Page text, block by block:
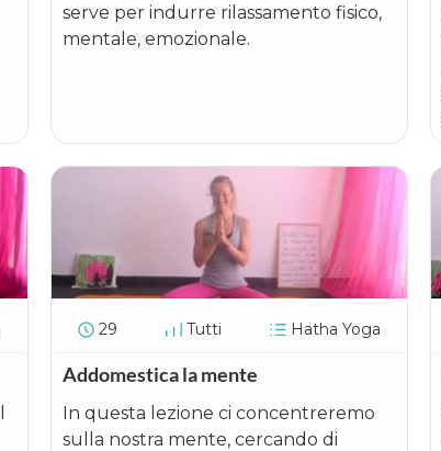
serve per indurre rilassamento fisico,
mentale, emozionale.
29 Tutti Hatha Yoga
Addomestica la mente
In questa lezione ci concentreremo
sulla nostra mente, cercando di